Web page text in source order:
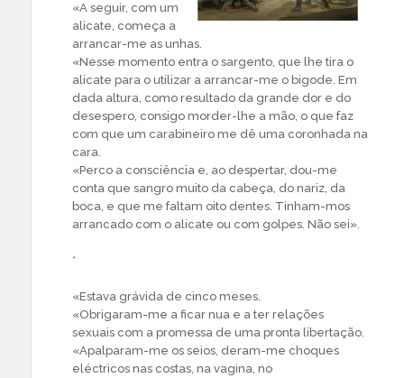
«A seguir, com um
alicate, começa a
arrancar-me as unhas.
«Nesse momento entra o sargento, que lhe tira o
alicate para o utilizar a arrancar-me o bigode. Em
dada altura, como resultado da grande dor e do
desespero, consigo morder-lhe a mão, o que faz
com que um carabineiro me dê uma coronhada na
cara.
«Perco a consciência e, ao despertar, dou-me
conta que sangro muito da cabeça, do nariz, da
boca, e que me faltam oito dentes. Tinham-mos
arrancado com o alicate ou com golpes. Não sei».
*
«Estava grávida de cinco meses.
«Obrigaram-me a ficar nua e a ter relações
sexuais com a promessa de uma pronta libertação.
«Apalparam-me os seios, deram-me choques
eléctricos nas costas, na vagina, no